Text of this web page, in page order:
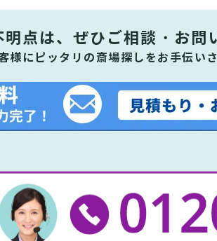
明点は、ぜひ ご相談・お問
様にピッタリの斎場探しをお手伝い